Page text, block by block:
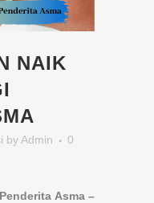
NAIK
by Admin
0
Asma –